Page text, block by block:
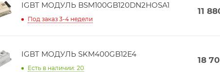
IGBT МОДУЛЬ BSM100GB120DN2HOSA1
Под заказ 3-4 недели
11
IGBT МОДУЛЬ SKM400GB12E4
Есть в наличии: 20
18